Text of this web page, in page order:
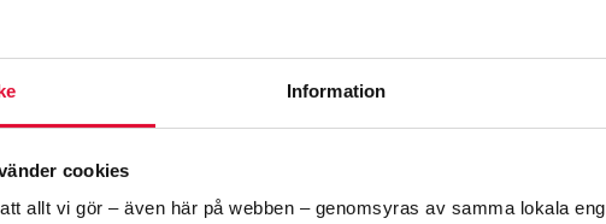
Information
cookies
allt vi gör – även här på webben – genomsyras av samma lokala